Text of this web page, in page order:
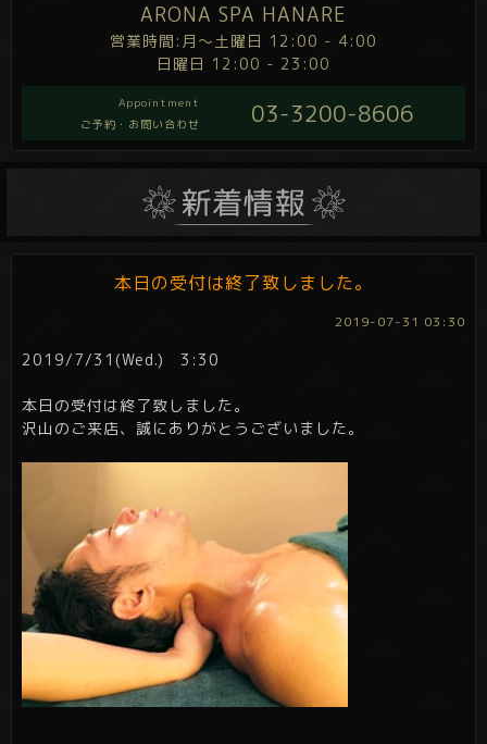
ARONA SPA HANARE
営業時間:月～土曜日 12:00 - 4:00
日曜日 12:00 - 23:00
Appointment
ご予約・お問い合わせ
03-3200-8606
本日の受付は終了致しました。
2019-07-31 03:30
2019/7/31(Wed.) 3:30
本日の受付は終了致しました。
沢山のご来店、誠にありがとうございました。